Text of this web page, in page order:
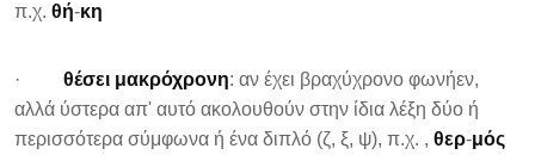
π.χ. θή-κη
· θέσει μακρόχρονη: αν έχει βραχύχρονο φωνήεν,
αλλά ύστερα απ' αυτό ακολουθούν στην ίδια λέξη δύο ή
περισσότερα σύμφωνα ή ένα διπλό (ζ, ξ, ψ), π.χ. , θερ-μός